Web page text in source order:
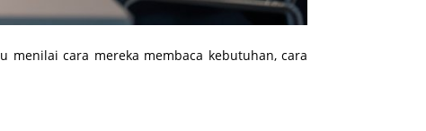
menilai cara mereka membaca kebutuhan, cara